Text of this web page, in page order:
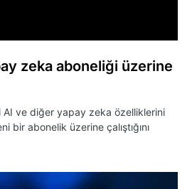
zeka aboneliği üzerine
AI ve diğer yapay zeka özelliklerini
bir abonelik üzerine çalıştığını